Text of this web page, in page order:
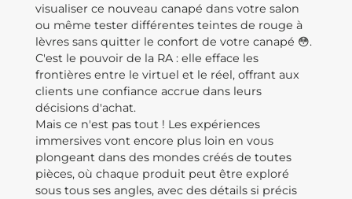
visualiser ce nouveau canapé dans votre salon
ou même tester différentes teintes de rouge à
lèvres sans quitter le confort de votre canapé 😳.
C'est le pouvoir de la RA : elle efface les
frontières entre le virtuel et le réel, offrant aux
clients une confiance accrue dans leurs
décisions d'achat.
Mais ce n'est pas tout ! Les expériences
immersives vont encore plus loin en vous
plongeant dans des mondes créés de toutes
pièces, où chaque produit peut être exploré
sous tous ses angles, avec des détails si précis